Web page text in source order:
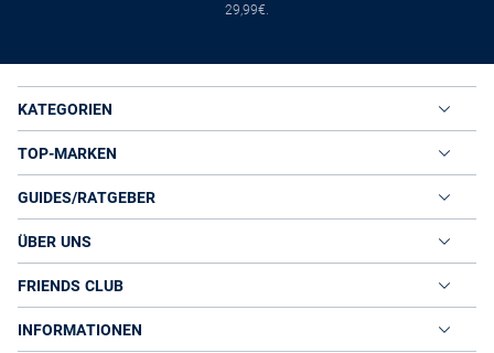
29,99€.
KATEGORIEN
TOP-MARKEN
GUIDES/RATGEBER
ÜBER UNS
FRIENDS CLUB
INFORMATIONEN